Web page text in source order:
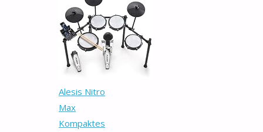
Alesis Nitro
Max
Kompaktes